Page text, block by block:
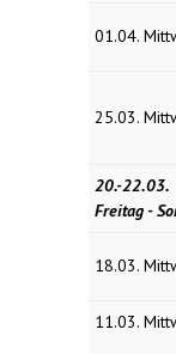
01.04.
25.03.
20.-22.03.
Freitag -
18.03.
11.03.